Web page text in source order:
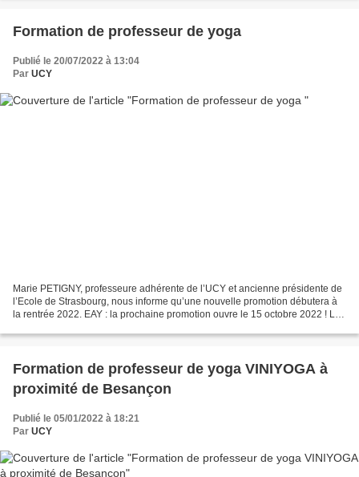
Formation de professeur de yoga
Publié le 20/07/2022 à 13:04
Par UCY
Marie PETIGNY, professeure adhérente de l’UCY et ancienne présidente de
l’Ecole de Strasbourg, nous informe qu’une nouvelle promotion débutera à
la rentrée 2022. EAY : la prochaine promotion ouvre le 15 octobre 2022 ! Les
Formation de professeur de yoga VINIYOGA à
proximité de Besançon
Publié le 05/01/2022 à 18:21
Par UCY